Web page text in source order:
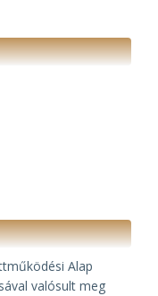
Alap
valósult meg